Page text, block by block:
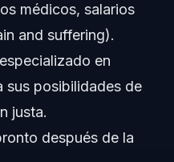
por lesión cerebral en
médicos, salarios
and suffering).
en
sus posibilidades de
justa.
después de la